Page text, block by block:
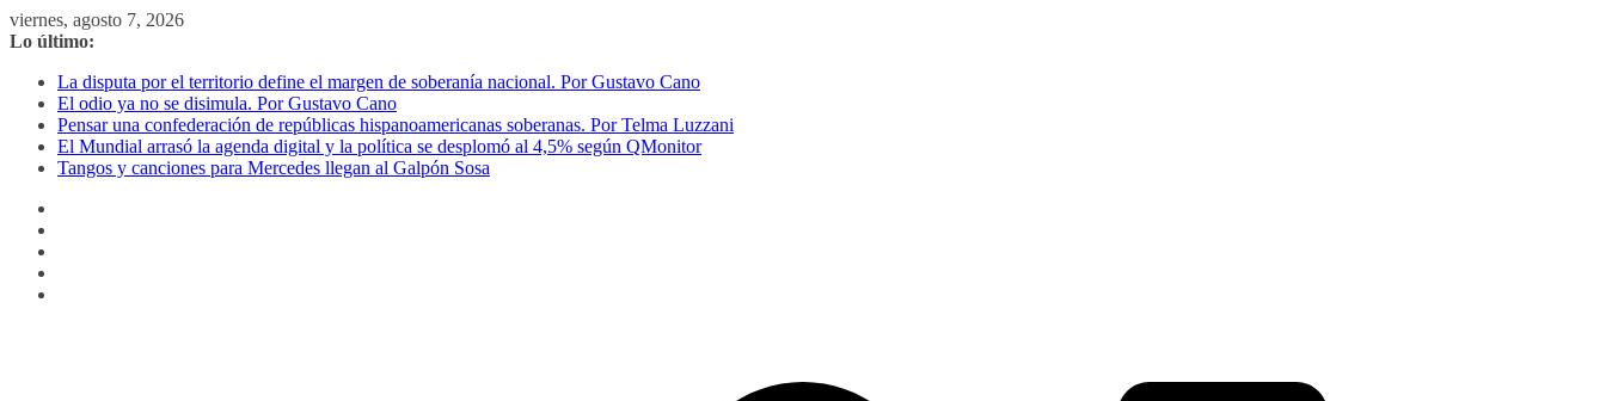
Saltar
al
viernes, agosto 7, 2026
Lo último:
La disputa por el territorio define el margen de soberanía nacional. Por Gustavo Cano
El odio ya no se disimula. Por Gustavo Cano
Pensar una confederación de repúblicas hispanoamericanas soberanas. Por Telma Luzzani
El Mundial arrasó la agenda digital y la política se desplomó al 4,5% según QMonitor
Tangos y canciones para Mercedes llegan al Galpón Sosa